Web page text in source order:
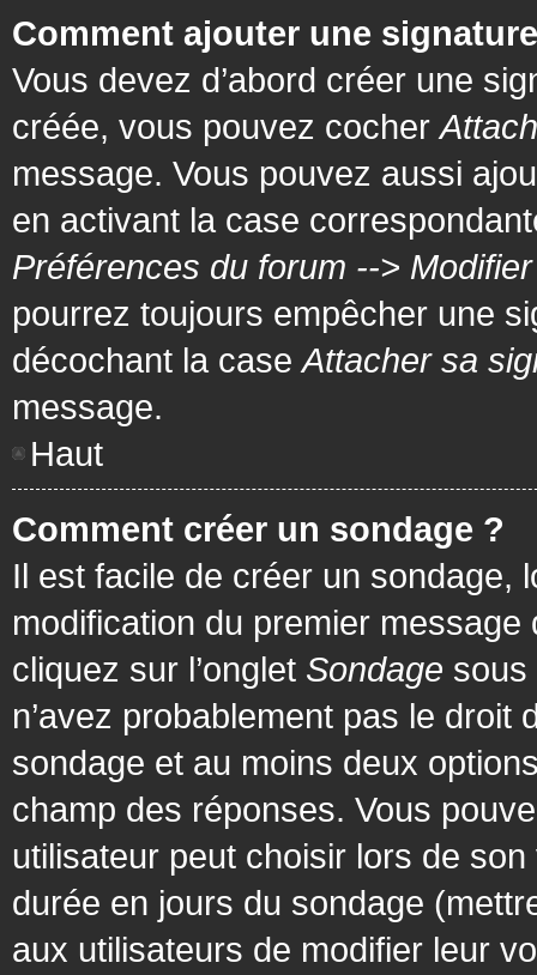
Comment ajouter une
Vous devez d’abord créer une
créée, vous pouvez cocher
message. Vous pouvez aussi
en activant la case
Préférences du forum -->
pourrez toujours empêcher une
décochant la caseAttacher sa
message.
Haut
Comment créer un sondage ?
Il est facile de créer un sondage,
modification du premier
cliquez sur l’onglet Sondage sous
n’avez probablement pas le
sondage et au moins deux
champ des réponses. Vous
utilisateur peut choisir lors de
durée en jours du sondage
aux utilisateurs de modifier leur